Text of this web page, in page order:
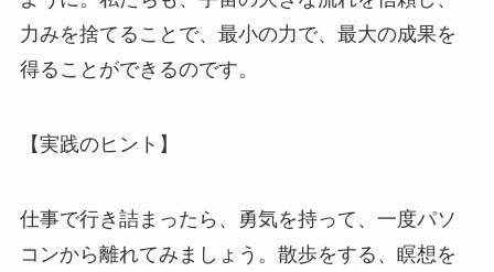
力みを捨てることで、最小の力で、最大の成果を
得ることができるのです。
【実践のヒント】
仕事で行き詰まったら、勇気を持って、一度パソ
コンから離れてみましょう。散歩をする、瞑想を